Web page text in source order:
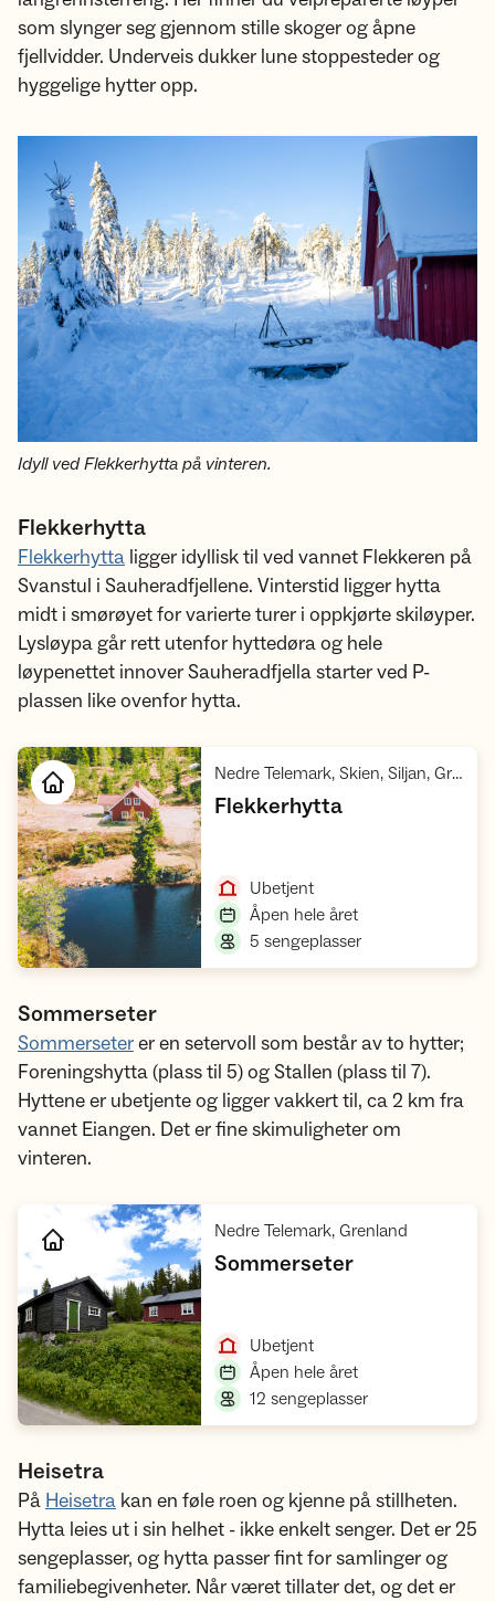
som slynger seg gjennom stille skoger og åpne
fjellvidder. Underveis dukker lune stoppesteder og
hyggelige hytter opp.
Idyll ved Flekkerhytta på vinteren.
Flekkerhytta
Flekkerhytta ligger idyllisk til ved vannet Flekkeren på
Svanstul i Sauheradfjellene. Vinterstid ligger hytta
midt i smørøyet for varierte turer i oppkjørte skiløyper.
Lysløypa går rett utenfor hyttedøra og hele
løypenettet innover Sauheradfjella starter ved P-
plassen like ovenfor hytta.
Nedre Telemark, Skien, Siljan, Grenland
Flekkerhytta,
Ubetjent,
Åpen hele året,
5 sengeplasser,
Sommerseter
Sommerseterer en setervoll som består av to hytter;
Foreningshytta (plass til 5) og Stallen (plass til 7).
Hyttene er ubetjente og ligger vakkert til, ca 2 km fra
vannet Eiangen. Det er fine skimuligheter om
vinteren.
Nedre Telemark, Grenland
Sommerseter,
Ubetjent,
Åpen hele året,
12 sengeplasser,
Heisetra
På Heisetra kan en føle roen og kjenne på stillheten.
Hytta leies ut i sin helhet - ikke enkelt senger. Det er 25
sengeplasser, og hytta passer fint for samlinger og
familiebegivenheter. Når været tillater det, og det er